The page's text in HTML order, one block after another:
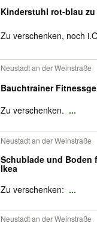
Kinderstuhl rot-blau
Zu verschenken, noch
Neustadt an der Weinstraße
Bauchtrainer
Zu verschenken. ...
Neustadt an der Weinstraße
Schublade und Boden
Ikea
Zu verschenken: ...
Neustadt an der Weinstraße